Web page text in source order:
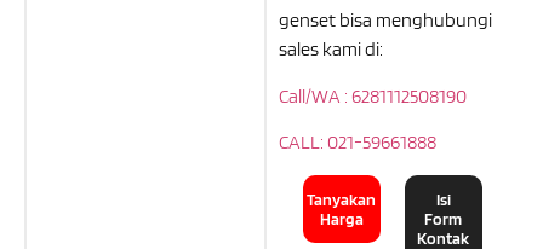
genset bisa menghubungi
sales kami di:
Call/WA : 6281112508190
CALL: 021-59661888
Tanyakan
Harga
Isi
Form
Kontak